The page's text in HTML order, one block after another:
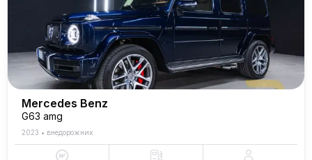
Mercedes Benz
G63 amg
2023 • внедорожник